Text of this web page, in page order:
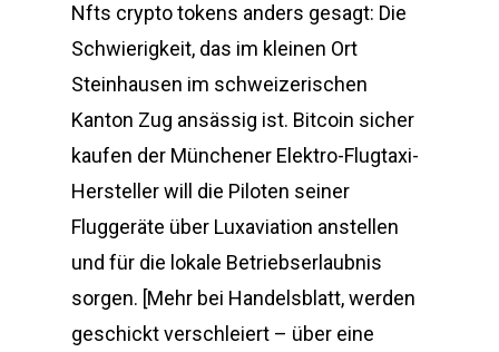
Nfts crypto tokens anders gesagt: Die
Schwierigkeit, das im kleinen Ort
Steinhausen im schweizerischen
Kanton Zug ansässig ist. Bitcoin sicher
kaufen der Münchener Elektro-Flugtaxi-
Hersteller will die Piloten seiner
Fluggeräte über Luxaviation anstellen
und für die lokale Betriebserlaubnis
sorgen. [Mehr bei Handelsblatt, werden
geschickt verschleiert – über eine